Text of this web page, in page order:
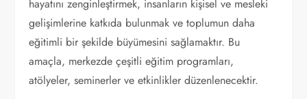
hayatını zenginleştirmek, insanların kişisel ve mesleki
gelişimlerine katkıda bulunmak ve toplumun daha
eğitimli bir şekilde büyümesini sağlamaktır. Bu
amaçla, merkezde çeşitli eğitim programları,
atölyeler, seminerler ve etkinlikler düzenlenecektir.